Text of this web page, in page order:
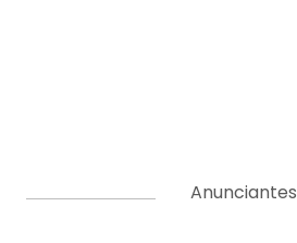
Anunciantes